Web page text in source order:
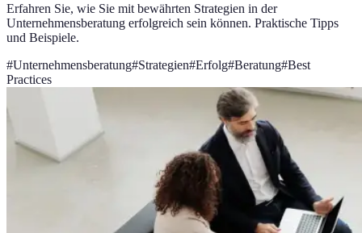
Erfahren Sie, wie Sie mit bewährten Strategien in der
Unternehmensberatung erfolgreich sein können. Praktische Tipps
und Beispiele.
#Unternehmensberatung#Strategien#Erfolg#Beratung#Best
Practices